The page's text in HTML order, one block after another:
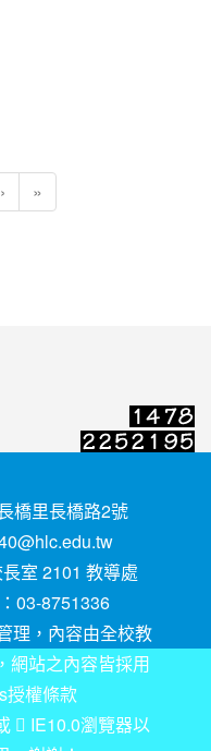
頁次)
› »
橋里長橋路2號
室 2101 教導處
03-8751336
理，內容由全校教
網站之內容皆採用
授權條款
IE10.0瀏覽器以